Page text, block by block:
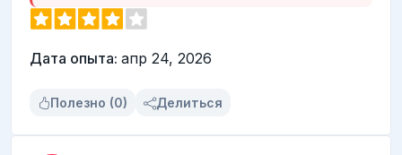
Дата опыта: апр 24, 2026
Полезно (0) Делиться